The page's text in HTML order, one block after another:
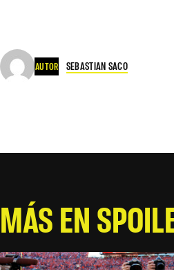
AUTOR SEBASTIAN SACO
MÁS EN